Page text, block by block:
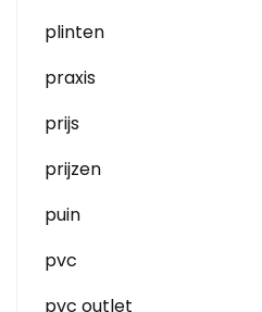
plinten
praxis
prijs
prijzen
puin
pvc
pvc outlet